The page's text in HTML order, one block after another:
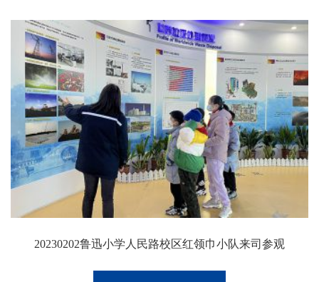
20230202鲁迅小学人民路校区红领巾小队来司参观